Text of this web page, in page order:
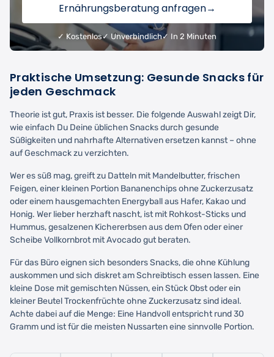
Ernährungsberatung anfragen→
✓ Kostenlos✓ Unverbindlich✓ In 2 Minuten
Praktische Umsetzung: Gesunde Snacks für
jeden Geschmack
Theorie ist gut, Praxis ist besser. Die folgende Auswahl zeigt Dir,
wie einfach Du Deine üblichen Snacks durch gesunde
Süßigkeiten und nahrhafte Alternativen ersetzen kannst – ohne
auf Geschmack zu verzichten.
Wer es süß mag, greift zu Datteln mit Mandelbutter, frischen
Feigen, einer kleinen Portion Bananenchips ohne Zuckerzusatz
oder einem hausgemachten Energyball aus Hafer, Kakao und
Honig. Wer lieber herzhaft nascht, ist mit Rohkost-Sticks und
Hummus, gesalzenen Kichererbsen aus dem Ofen oder einer
Scheibe Vollkornbrot mit Avocado gut beraten.
Für das Büro eignen sich besonders Snacks, die ohne Kühlung
auskommen und sich diskret am Schreibtisch essen lassen. Eine
kleine Dose mit gemischten Nüssen, ein Stück Obst oder ein
kleiner Beutel Trockenfrüchte ohne Zuckerzusatz sind ideal.
Achte dabei auf die Menge: Eine Handvoll entspricht rund 30
Gramm und ist für die meisten Nussarten eine sinnvolle Portion.